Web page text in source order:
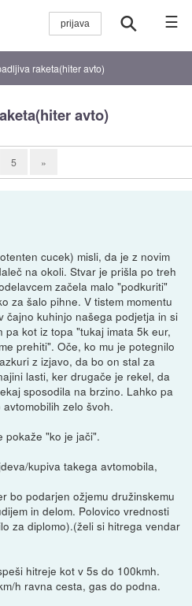
☰
raketa(hiter avto)
avto)
5 »
cucek) misli, da je z novim
na okoli. Stvar je prišla po treh
začela malo "podkuriti"
za šalo pihne. V tistem momentu
čajno kuhinjo našega podjetja in si
kot iz topa "tukaj imata 5k eur,
prehiti". Oče, ko mu je potegnilo
z izjavo, da bo on stal za
lasti, ker drugače je rekel, da
sposodila na brzino. Lahko pa
zelo švoh.
pokaže "ko je jači".
kupiva takega avtomobila,
bo podarjen ožjemu družinskemu
in delom. Polovico vrednosti
za diplomo).(želi si hitrega vendar
hitreje kot v 5s do 100kmh.
h ravna cesta, gas do podna.